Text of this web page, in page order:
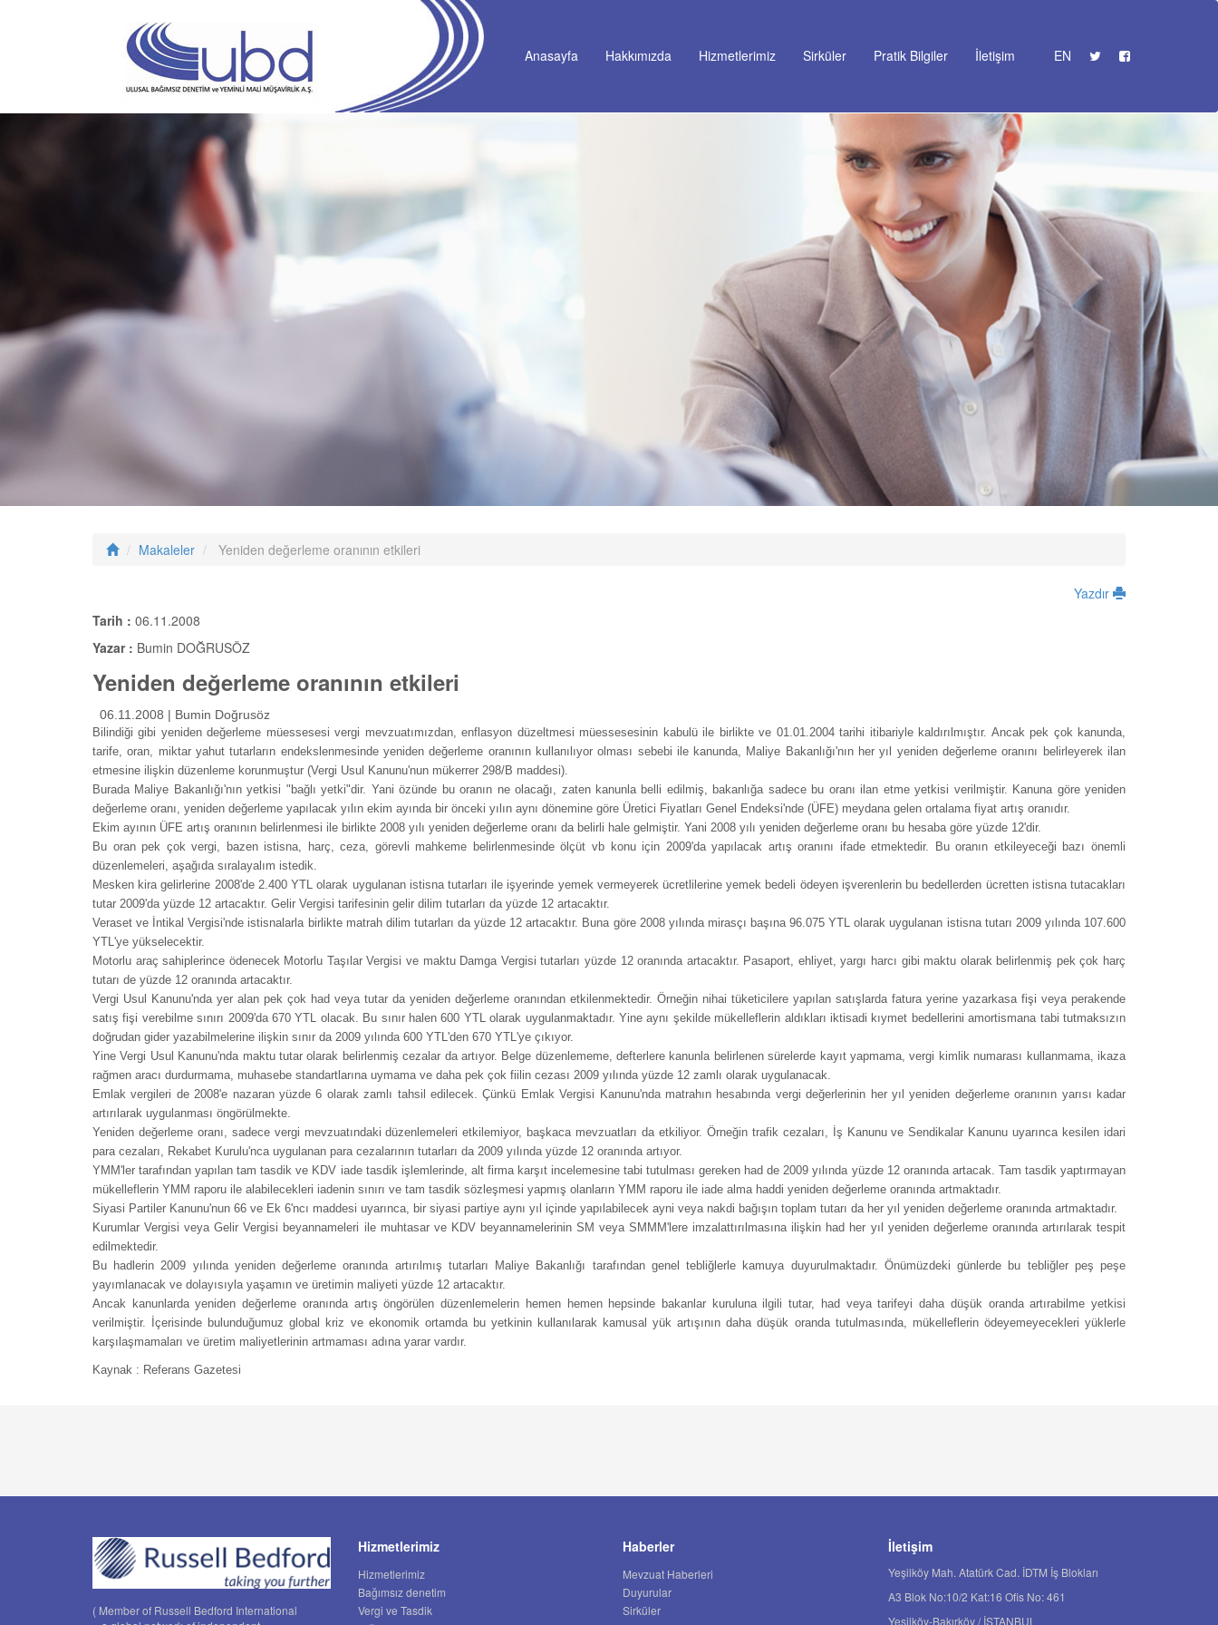
Anasayfa Hakkımızda Hizmetlerimiz Sirküler Pratik Bilgiler İletişim EN
Makaleler Yeniden değerleme oranının etkileri
Yazdır
Tarih : 06.11.2008
Yazar : Bumin DOĞRUSÖZ
Yeniden değerleme oranının etkileri
06.11.2008 | Bumin Doğrusöz
Bilindiği gibi yeniden değerleme müessesesi vergi mevzuatımızdan, enflasyon düzeltmesi müessesesinin kabulü ile birlikte ve 01.01.2004 tarihi itibariyle kaldırılmıştır. Ancak pek çok kanunda,
tarife, oran, miktar yahut tutarların endekslenmesinde yeniden değerleme oranının kullanılıyor olması sebebi ile kanunda, Maliye Bakanlığı'nın her yıl yeniden değerleme oranını belirleyerek ilan
etmesine ilişkin düzenleme korunmuştur (Vergi Usul Kanunu'nun mükerrer 298/B maddesi).
Burada Maliye Bakanlığı'nın yetkisi "bağlı yetki"dir. Yani özünde bu oranın ne olacağı, zaten kanunla belli edilmiş, bakanlığa sadece bu oranı ilan etme yetkisi verilmiştir. Kanuna göre yeniden
değerleme oranı, yeniden değerleme yapılacak yılın ekim ayında bir önceki yılın aynı dönemine göre Üretici Fiyatları Genel Endeksi'nde (ÜFE) meydana gelen ortalama fiyat artış oranıdır.
Ekim ayının ÜFE artış oranının belirlenmesi ile birlikte 2008 yılı yeniden değerleme oranı da belirli hale gelmiştir. Yani 2008 yılı yeniden değerleme oranı bu hesaba göre yüzde 12'dir.
Bu oran pek çok vergi, bazen istisna, harç, ceza, görevli mahkeme belirlenmesinde ölçüt vb konu için 2009'da yapılacak artış oranını ifade etmektedir. Bu oranın etkileyeceği bazı önemli
düzenlemeleri, aşağıda sıralayalım istedik.
Mesken kira gelirlerine 2008'de 2.400 YTL olarak uygulanan istisna tutarları ile işyerinde yemek vermeyerek ücretlilerine yemek bedeli ödeyen işverenlerin bu bedellerden ücretten istisna tutacakları
tutar 2009'da yüzde 12 artacaktır. Gelir Vergisi tarifesinin gelir dilim tutarları da yüzde 12 artacaktır.
Veraset ve İntikal Vergisi'nde istisnalarla birlikte matrah dilim tutarları da yüzde 12 artacaktır. Buna göre 2008 yılında mirasçı başına 96.075 YTL olarak uygulanan istisna tutarı 2009 yılında 107.600
YTL'ye yükselecektir.
Motorlu araç sahiplerince ödenecek Motorlu Taşılar Vergisi ve maktu Damga Vergisi tutarları yüzde 12 oranında artacaktır. Pasaport, ehliyet, yargı harcı gibi maktu olarak belirlenmiş pek çok harç
tutarı de yüzde 12 oranında artacaktır.
Vergi Usul Kanunu'nda yer alan pek çok had veya tutar da yeniden değerleme oranından etkilenmektedir. Örneğin nihai tüketicilere yapılan satışlarda fatura yerine yazarkasa fişi veya perakende
satış fişi verebilme sınırı 2009'da 670 YTL olacak. Bu sınır halen 600 YTL olarak uygulanmaktadır. Yine aynı şekilde mükelleflerin aldıkları iktisadi kıymet bedellerini amortismana tabi tutmaksızın
doğrudan gider yazabilmelerine ilişkin sınır da 2009 yılında 600 YTL'den 670 YTL'ye çıkıyor.
Yine Vergi Usul Kanunu'nda maktu tutar olarak belirlenmiş cezalar da artıyor. Belge düzenlememe, defterlere kanunla belirlenen sürelerde kayıt yapmama, vergi kimlik numarası kullanmama, ikaza
rağmen aracı durdurmama, muhasebe standartlarına uymama ve daha pek çok fiilin cezası 2009 yılında yüzde 12 zamlı olarak uygulanacak.
Emlak vergileri de 2008'e nazaran yüzde 6 olarak zamlı tahsil edilecek. Çünkü Emlak Vergisi Kanunu'nda matrahın hesabında vergi değerlerinin her yıl yeniden değerleme oranının yarısı kadar
artırılarak uygulanması öngörülmekte.
Yeniden değerleme oranı, sadece vergi mevzuatındaki düzenlemeleri etkilemiyor, başkaca mevzuatları da etkiliyor. Örneğin trafik cezaları, İş Kanunu ve Sendikalar Kanunu uyarınca kesilen idari
para cezaları, Rekabet Kurulu'nca uygulanan para cezalarının tutarları da 2009 yılında yüzde 12 oranında artıyor.
YMM'ler tarafından yapılan tam tasdik ve KDV iade tasdik işlemlerinde, alt firma karşıt incelemesine tabi tutulması gereken had de 2009 yılında yüzde 12 oranında artacak. Tam tasdik yaptırmayan
mükelleflerin YMM raporu ile alabilecekleri iadenin sınırı ve tam tasdik sözleşmesi yapmış olanların YMM raporu ile iade alma haddi yeniden değerleme oranında artmaktadır.
Siyasi Partiler Kanunu'nun 66 ve Ek 6'ncı maddesi uyarınca, bir siyasi partiye aynı yıl içinde yapılabilecek ayni veya nakdi bağışın toplam tutarı da her yıl yeniden değerleme oranında artmaktadır.
Kurumlar Vergisi veya Gelir Vergisi beyannameleri ile muhtasar ve KDV beyannamelerinin SM veya SMMM'lere imzalattırılmasına ilişkin had her yıl yeniden değerleme oranında artırılarak tespit
edilmektedir.
Bu hadlerin 2009 yılında yeniden değerleme oranında artırılmış tutarları Maliye Bakanlığı tarafından genel tebliğlerle kamuya duyurulmaktadır. Önümüzdeki günlerde bu tebliğler peş peşe
yayımlanacak ve dolayısıyla yaşamın ve üretimin maliyeti yüzde 12 artacaktır.
Ancak kanunlarda yeniden değerleme oranında artış öngörülen düzenlemelerin hemen hemen hepsinde bakanlar kuruluna ilgili tutar, had veya tarifeyi daha düşük oranda artırabilme yetkisi
verilmiştir. İçerisinde bulunduğumuz global kriz ve ekonomik ortamda bu yetkinin kullanılarak kamusal yük artışının daha düşük oranda tutulmasında, mükelleflerin ödeyemeyecekleri yüklerle
karşılaşmamaları ve üretim maliyetlerinin artmaması adına yarar vardır.
Kaynak : Referans Gazetesi
( Member of Russell Bedford International
Hizmetlerimiz
Hizmetlerimiz
Bağımsız denetim
Vergi ve Tasdik
Haberler
Mevzuat Haberleri
Duyurular
Sirküler
İletişim
Yeşilköy Mah. Atatürk Cad. İDTM İş Blokları
A3 Blok No:10/2 Kat:16 Ofis No: 461
Yeşilköy-Bakırköy / İSTANBUL